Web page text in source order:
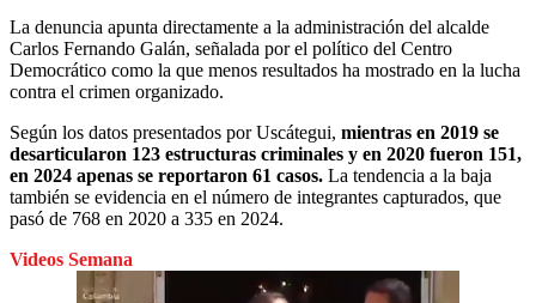
La denuncia apunta directamente a la administración del alcalde
Carlos Fernando Galán, señalada por el político del Centro
Democrático como la que menos resultados ha mostrado en la lucha
contra el crimen organizado.
Según los datos presentados por Uscátegui, mientras en 2019 se
desarticularon 123 estructuras criminales y en 2020 fueron 151,
en 2024 apenas se reportaron 61 casos. La tendencia a la baja
también se evidencia en el número de integrantes capturados, que
pasó de 768 en 2020 a 335 en 2024.
Videos Semana